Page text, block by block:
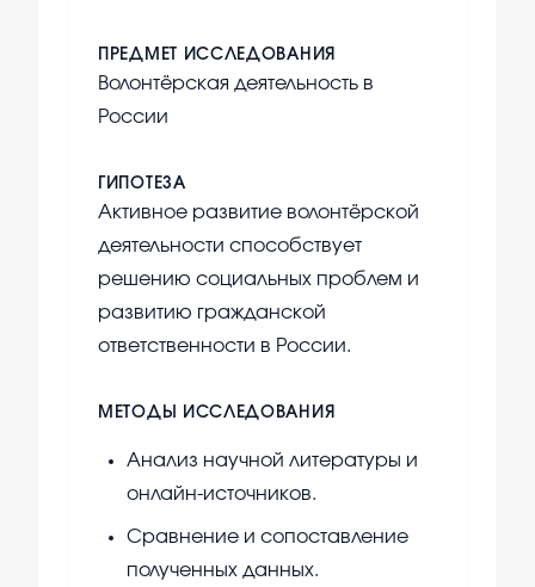
ПРЕДМЕТ ИССЛЕДОВАНИЯ
Волонтёрская деятельность в
России
ГИПОТЕЗА
Активное развитие волонтёрской
деятельности способствует
решению социальных проблем и
развитию гражданской
ответственности в России.
МЕТОДЫ ИССЛЕДОВАНИЯ
Анализ научной литературы и
онлайн-источников.
Сравнение и сопоставление
полученных данных.